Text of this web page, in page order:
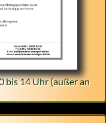
bis 14 Uhr (außer an